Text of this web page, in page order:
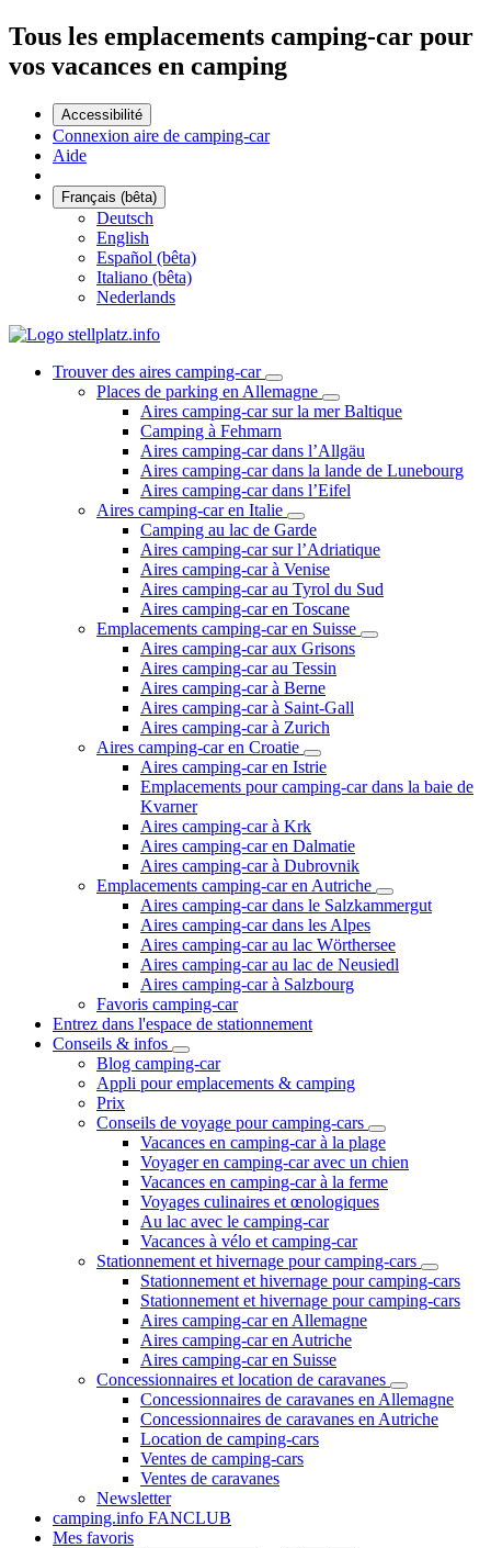
Tous les emplacements camping-car pour
vos vacances en camping
Accessibilité
Connexion aire de camping-car
Aide
Français (bêta)
Deutsch
English
Español (bêta)
Italiano (bêta)
Nederlands
Trouver des aires camping-car
Places de parking en Allemagne
Aires camping-car sur la mer Baltique
Camping à Fehmarn
Aires camping-car dans l’Allgäu
Aires camping-car dans la lande de Lunebourg
Aires camping-car dans l’Eifel
Aires camping-car en Italie
Camping au lac de Garde
Aires camping-car sur l’Adriatique
Aires camping-car à Venise
Aires camping-car au Tyrol du Sud
Aires camping-car en Toscane
Emplacements camping-car en Suisse
Aires camping-car aux Grisons
Aires camping-car au Tessin
Aires camping-car à Berne
Aires camping-car à Saint-Gall
Aires camping-car à Zurich
Aires camping-car en Croatie
Aires camping-car en Istrie
Emplacements pour camping-car dans la baie de
Kvarner
Aires camping-car à Krk
Aires camping-car en Dalmatie
Aires camping-car à Dubrovnik
Emplacements camping-car en Autriche
Aires camping-car dans le Salzkammergut
Aires camping-car dans les Alpes
Aires camping-car au lac Wörthersee
Aires camping-car au lac de Neusiedl
Aires camping-car à Salzbourg
Favoris camping-car
Entrez dans l'espace de stationnement
Conseils & infos
Blog camping-car
Appli pour emplacements & camping
Prix
Conseils de voyage pour camping-cars
Vacances en camping-car à la plage
Voyager en camping-car avec un chien
Vacances en camping-car à la ferme
Voyages culinaires et œnologiques
Au lac avec le camping-car
Vacances à vélo et camping-car
Stationnement et hivernage pour camping-cars
Stationnement et hivernage pour camping-cars
Stationnement et hivernage pour camping-cars
Aires camping-car en Allemagne
Aires camping-car en Autriche
Aires camping-car en Suisse
Concessionnaires et location de caravanes
Concessionnaires de caravanes en Allemagne
Concessionnaires de caravanes en Autriche
Location de camping-cars
Ventes de camping-cars
Ventes de caravanes
Newsletter
camping.info FANCLUB
Mes favoris